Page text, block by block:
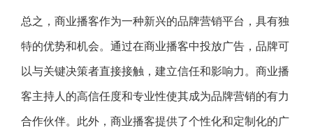
总之，商业播客作为一种新兴的品牌营销平台，具有独
特的优势和机会。通过在商业播客中投放广告，品牌可
以与关键决策者直接接触，建立信任和影响力。商业播
客主持人的高信任度和专业性使其成为品牌营销的有力
合作伙伴。此外，商业播客提供了个性化和定制化的广